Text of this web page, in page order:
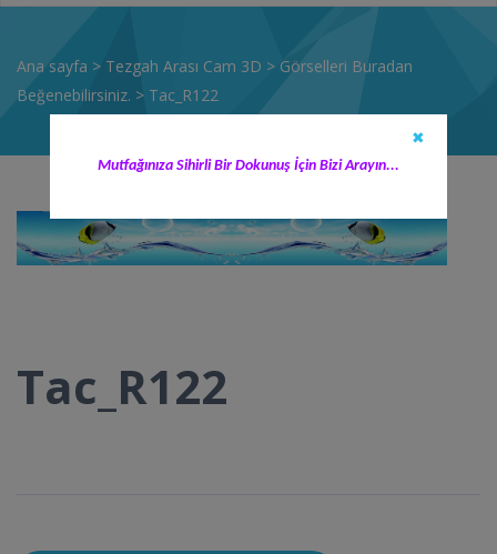
Ana sayfa > Tezgah Arası Cam 3D > Görselleri Buradan
Beğenebilirsiniz. > Tac_R122
Tac_R122
Mutfağınıza Sihirli Bir Dokunuş İçin Bizi Arayın...
✖